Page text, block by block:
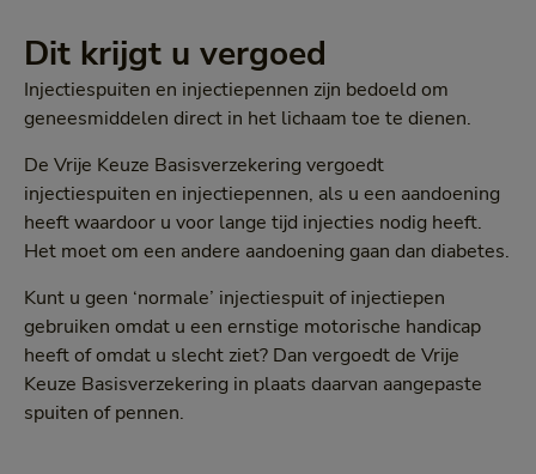
Dit krijgt u vergoed
Injectiespuiten en injectiepennen zijn bedoeld om
geneesmiddelen direct in het lichaam toe te dienen.
De Vrije Keuze Basisverzekering vergoedt
injectiespuiten en injectiepennen, als u een aandoening
heeft waardoor u voor lange tijd injecties nodig heeft.
Het moet om een andere aandoening gaan dan diabetes.
Kunt u geen ‘normale’ injectiespuit of injectiepen
gebruiken omdat u een ernstige motorische handicap
heeft of omdat u slecht ziet? Dan vergoedt de Vrije
Keuze Basisverzekering in plaats daarvan aangepaste
spuiten of pennen.